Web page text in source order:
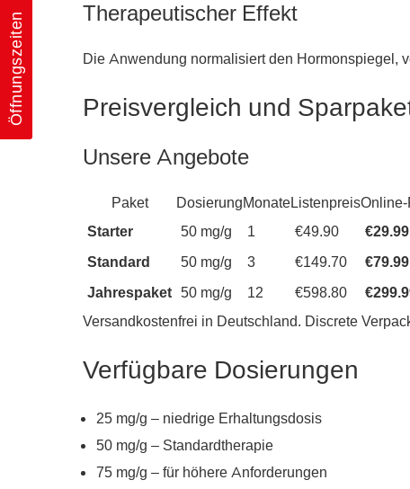
Therapeutischer Effekt
Die Anwendung normalisiert den Hormonspiegel,
Preisvergleich und
Unsere Angebote
Paket DosierungMonateListenpreis
Starter
50 mg/g 1 €49.90 €29.99
Standard
50 mg/g 3 €149.70 €79.99
Jahrespaket 50 mg/g 12 €598.80
Versandkostenfrei in Deutschland. Discrete
Verfügbare Dosierungen
25 mg/g – niedrige Erhaltungsdosis
50 mg/g – Standardtherapie
75 mg/g – für höhere Anforderungen
Öffnungszeiten